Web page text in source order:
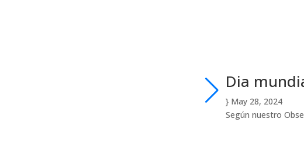
Dia
}May 28, 2024
Según nuestro